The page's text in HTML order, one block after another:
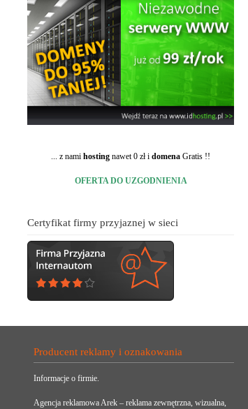
... z nami hosting nawet 0 zł i domena Gratis !!
OFERTA DO UZGODNIENIA
Certyfikat firmy przyjaznej w sieci
Producent reklamy i oznakowania
Informacje o firmie.
Agencja reklamowa Arek – reklama zewnętrzna, wizualna,